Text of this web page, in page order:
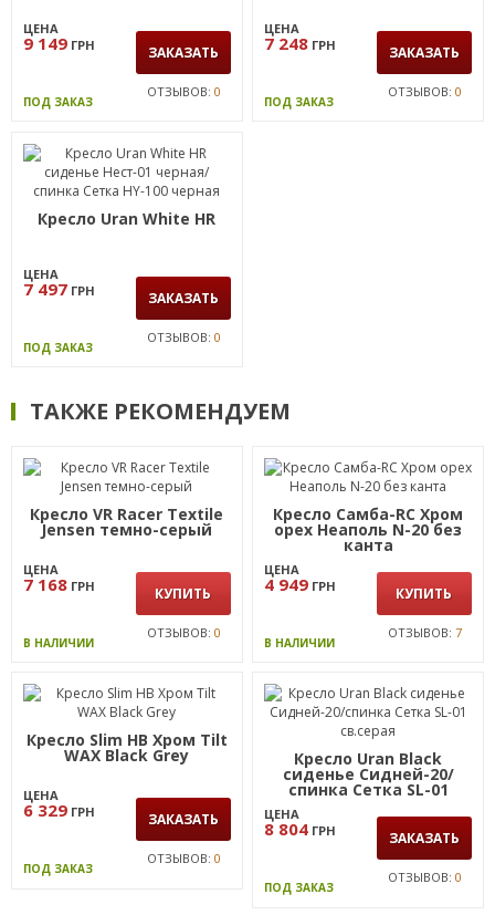
ЦЕНА
9 149 ГРН ЗАКАЗАТЬ
ПОД ЗАКАЗ
ОТЗЫВОВ: 0
ЦЕНА
7 248 ГРН ЗАКАЗАТЬ
ПОД ЗАКАЗ
ОТЗЫВОВ: 0
Кресло Uran White HR
ЦЕНА
7 497 ГРН ЗАКАЗАТЬ
ПОД ЗАКАЗ
ОТЗЫВОВ: 0
ТАКЖЕ РЕКОМЕНДУЕМ
Кресло VR Racer Textile
Jensen темно-серый
ЦЕНА
7 168 ГРН КУПИТЬ
В НАЛИЧИИ
ОТЗЫВОВ: 0
Кресло Самба-RC Хром
орех Неаполь N-20 без
канта
ЦЕНА
4 949 ГРН КУПИТЬ
В НАЛИЧИИ
ОТЗЫВОВ: 7
Кресло Slim HB Хром Tilt
WAX Black Grey
ЦЕНА
6 329 ГРН ЗАКАЗАТЬ
ПОД ЗАКАЗ
ОТЗЫВОВ: 0
Кресло Uran Black
сиденье Сидней-20/
спинка Сетка SL-01
ЦЕНА
8 804 ГРН ЗАКАЗАТЬ
ПОД ЗАКАЗ
ОТЗЫВОВ: 0